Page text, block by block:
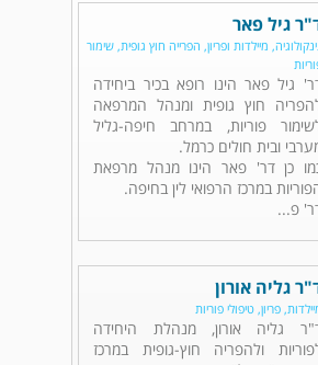
גיל פאר
מיילדות ופריון, הפרייה חוץ גופית, שימור
גיל פאר הינו רופא בכיר ביחידה
חוץ גופית ומנהל המרפאה
פוריות, במרחב חיפה-גליל
ובית חולים כרמל.
כן דר' פאר הינו מנהל מרפאת
במרכז הרפואי לין בחיפה.
פ...
גליה אורון
פריון, טיפולי פוריות
גליה אורון, מנהלת היחידה
ולהפריה חוץ-גופית במרכז